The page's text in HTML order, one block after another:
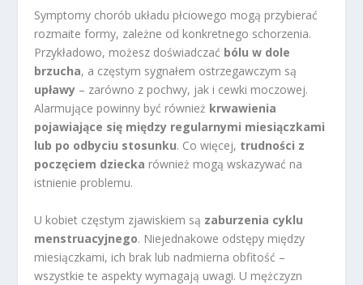
Symptomy chorób układu płciowego mogą przybierać
rozmaite formy, zależne od konkretnego schorzenia.
Przykładowo, możesz doświadczać bólu w dole
brzucha, a częstym sygnałem ostrzegawczym są
upławy – zarówno z pochwy, jak i cewki moczowej.
Alarmujące powinny być również krwawienia
pojawiające się między regularnymi miesiączkami
lub po odbyciu stosunku. Co więcej, trudności z
poczęciem dziecka również mogą wskazywać na
istnienie problemu.
U kobiet częstym zjawiskiem są zaburzenia cyklu
menstruacyjnego. Niejednakowe odstępy między
miesiączkami, ich brak lub nadmierna obfitość –
wszystkie te aspekty wymagają uwagi. U mężczyzn